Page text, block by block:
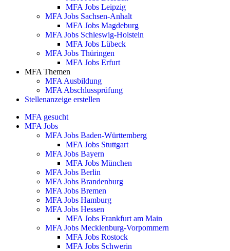
MFA Jobs Leipzig
MFA Jobs Sachsen-Anhalt
MFA Jobs Magdeburg
MFA Jobs Schleswig-Holstein
MFA Jobs Lübeck
MFA Jobs Thüringen
MFA Jobs Erfurt
MFA Themen
MFA Ausbildung
MFA Abschlussprüfung
Stellenanzeige erstellen
MFA gesucht
MFA Jobs
MFA Jobs Baden-Württemberg
MFA Jobs Stuttgart
MFA Jobs Bayern
MFA Jobs München
MFA Jobs Berlin
MFA Jobs Brandenburg
MFA Jobs Bremen
MFA Jobs Hamburg
MFA Jobs Hessen
MFA Jobs Frankfurt am Main
MFA Jobs Mecklenburg-Vorpommern
MFA Jobs Rostock
MFA Jobs Schwerin